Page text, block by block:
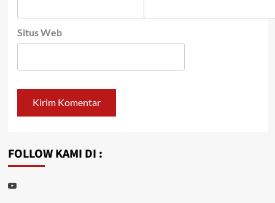
Situs Web
FOLLOW KAMI DI :
Youtube